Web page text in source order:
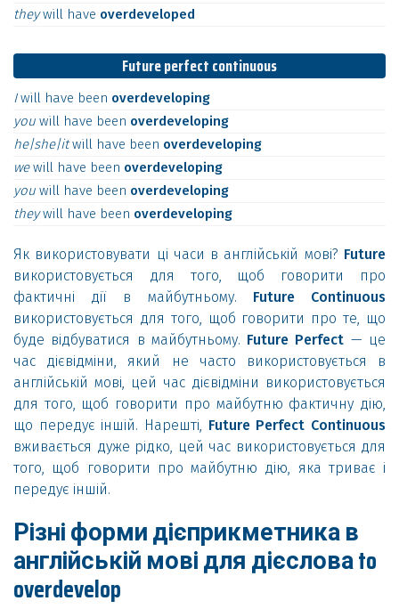
theywill have overdeveloped
Future perfect continuous
Iwill have been overdeveloping
you will have been overdeveloping
he|she|itwill have been overdeveloping
wewill have been overdeveloping
you will have been overdeveloping
theywill have been overdeveloping
Як використовувати ці часи в англійській мові? Future
використовується для того, щоб говорити про
фактичні дії в майбутньому. Future Continuous
використовується для того, щоб говорити про те, що
буде відбуватися в майбутньому. Future Perfect — це
час дієвідміни, який не часто використовується в
англійській мові, цей час дієвідміни використовується
для того, щоб говорити про майбутню фактичну дію,
що передує іншій. Нарешті, Future Perfect Continuous
вживається дуже рідко, цей час використовується для
того, щоб говорити про майбутню дію, яка триває і
передує іншій.
Різні форми дієприкметника в
англійській мові для дієслова to
overdevelop